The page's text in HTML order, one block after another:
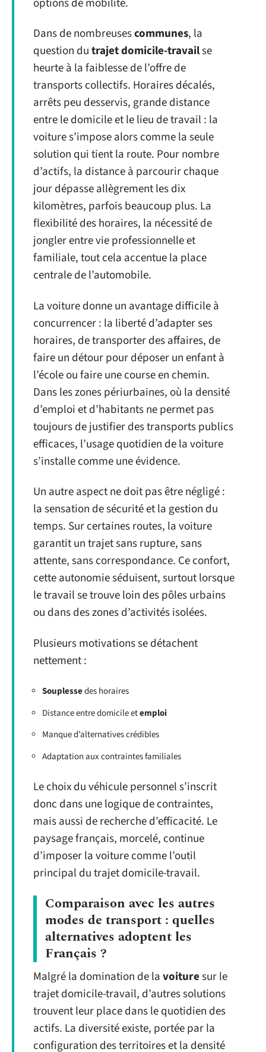
Dans de nombreusescommunes, la
question dutrajet domicile-travailse
heurte à la faiblesse de l’offre de
transports collectifs. Horaires décalés,
arrêts peu desservis, grande distance
entre le domicile et le lieu de travail : la
voiture s’impose alors comme la seule
solution qui tient la route. Pour nombre
d’actifs, la distance à parcourir chaque
jour dépasse allègrement les dix
kilomètres, parfois beaucoup plus. La
flexibilité des horaires, la nécessité de
jongler entre vie professionnelle et
familiale, tout cela accentue la place
centrale de l’automobile.
La voiture donne un avantage difficile à
concurrencer : la liberté d’adapter ses
horaires, de transporter des affaires, de
faire un détour pour déposer un enfant à
l’école ou faire une course en chemin.
Dans les zones périurbaines, où la densité
d’emploi et d’habitants ne permet pas
toujours de justifier des transports publics
efficaces, l’usage quotidien de la voiture
s’installe comme une évidence.
Un autre aspect ne doit pas être négligé :
la sensation de sécurité et la gestion du
temps. Sur certaines routes, la voiture
garantit un trajet sans rupture, sans
attente, sans correspondance. Ce confort,
cette autonomie séduisent, surtout lorsque
le travail se trouve loin des pôles urbains
ou dans des zones d’activités isolées.
Plusieurs motivations se détachent
nettement :
Souplessedes horaires
Distance entre domicile etemploi
Manque d’alternatives crédibles
Adaptation aux contraintes familiales
Le choix du véhicule personnel s’inscrit
donc dans une logique de contraintes,
mais aussi de recherche d’efficacité. Le
paysage français, morcelé, continue
d’imposer la voiture comme l’outil
principal du trajet domicile-travail.
Comparaison avec les autres
modes de transport : quelles
alternatives adoptent les
Français ?
Malgré la domination de lavoituresur le
trajet domicile-travail, d’autres solutions
trouvent leur place dans le quotidien des
actifs. La diversité existe, portée par la
configuration des territoires et la densité